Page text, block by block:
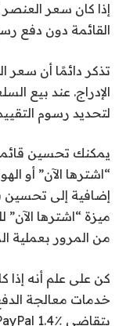
القائمة دون دفع
تذكر دائمًا أن سعر
الإدراج. عند بيع
لتحديد رسوم
يمكنك تحسين
“اشترها الآن” أو
إضافية إلى تحسين
ميزة “اشترها
من المرور بعملية
خدمات معالجة